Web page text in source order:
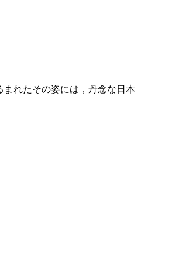
れたその姿には，丹念な日本